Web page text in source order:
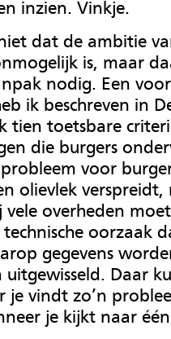
inzien. Vinkje.
dat de ambitie
is, maar
nodig. Een
ik beschreven in
tien toetsbare
die burgers
voor
olievlek verspreidt,
vele overheden
oorzaak
gegevens
uitgewisseld. Daar
je vindt zo’n
je kijkt naar